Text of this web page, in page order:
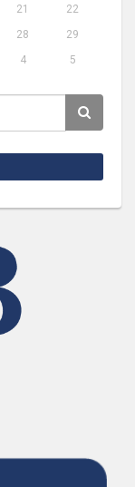
21
22
28
29
4 5